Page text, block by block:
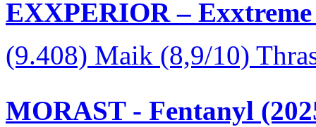
EXXPERIOR – Exxtreme
(9.408) Maik (8,9/10)
MORAST - Fentanyl